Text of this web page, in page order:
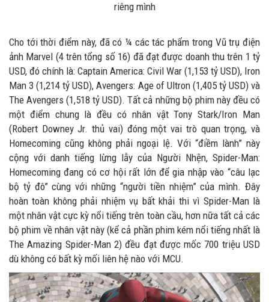
riêng mình
Cho tới thời điểm này, đã có ¼ các tác phẩm trong Vũ trụ điện
ảnh Marvel (4 trên tổng số 16) đã đạt được doanh thu trên 1 tỷ
USD, đó chính là: Captain America: Civil War (1,153 tỷ USD), Iron
Man 3 (1,214 tỷ USD), Avengers: Age of Ultron (1,405 tỷ USD) và
The Avengers (1,518 tỷ USD). Tất cả những bộ phim này đều có
một điểm chung là đều có nhân vật Tony Stark/Iron Man
(Robert Downey Jr. thủ vai) đóng một vai trò quan trọng, và
Homecoming cũng không phải ngoại lệ. Với “điềm lành” này
cộng với danh tiếng lừng lẫy của Người Nhện, Spider-Man:
Homecoming đang có cơ hội rất lớn để gia nhập vào “câu lạc
bộ tỷ đô” cùng với những “người tiền nhiệm” của mình. Đây
hoàn toàn không phải nhiệm vụ bất khải thi vì Spider-Man là
một nhân vật cực kỳ nổi tiếng trên toàn cầu, hơn nữa tất cả các
bộ phim về nhân vật này (kể cả phần phim kém nổi tiếng nhất là
The Amazing Spider-Man 2) đều đạt được mốc 700 triệu USD
dù không có bất kỳ mối liên hệ nào với MCU.